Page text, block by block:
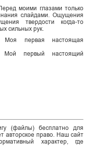
моими глазами только
слайдами. Ощущения
твердости когда-то
сильных рук.
Моя первая настоящая
Мой первый настоящий
(файлы) бесплатно для
авторское право. Наш сайт
характер, где